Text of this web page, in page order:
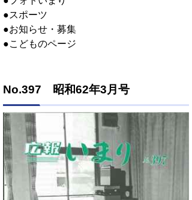
●スポーツ
●お知らせ・募集
●こどものページ
No.397 昭和62年3月号